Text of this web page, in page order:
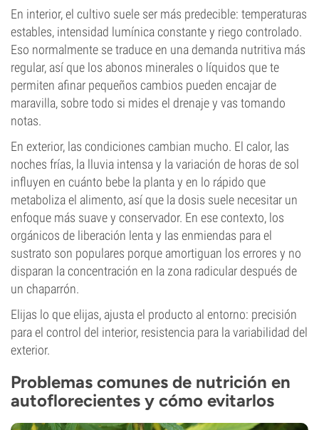
En interior, el cultivo suele ser más predecible: temperaturas
estables, intensidad lumínica constante y riego controlado.
Eso normalmente se traduce en una demanda nutritiva más
regular, así que los abonos minerales o líquidos que te
permiten afinar pequeños cambios pueden encajar de
maravilla, sobre todo si mides el drenaje y vas tomando
notas.
En exterior, las condiciones cambian mucho. El calor, las
noches frías, la lluvia intensa y la variación de horas de sol
influyen en cuánto bebe la planta y en lo rápido que
metaboliza el alimento, así que la dosis suele necesitar un
enfoque más suave y conservador. En ese contexto, los
orgánicos de liberación lenta y las enmiendas para el
sustrato son populares porque amortiguan los errores y no
disparan la concentración en la zona radicular después de
un chaparrón.
Elijas lo que elijas, ajusta el producto al entorno: precisión
para el control del interior, resistencia para la variabilidad del
exterior.
Problemas comunes de nutrición en
autoflorecientes y cómo evitarlos